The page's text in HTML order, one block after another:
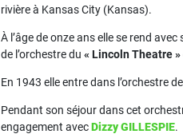
rivière à Kansas City (Kansas).
À l’âge de onze ans elle se rend
de l’orchestre du « Lincoln Theatre »
En 1943 elle entre dans l’orchestre de
Pendant son séjour dans cet
engagement avecDizzy GILLESPIE.